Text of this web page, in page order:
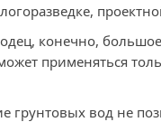
конечно, большое
применяться
грунтовых вод не